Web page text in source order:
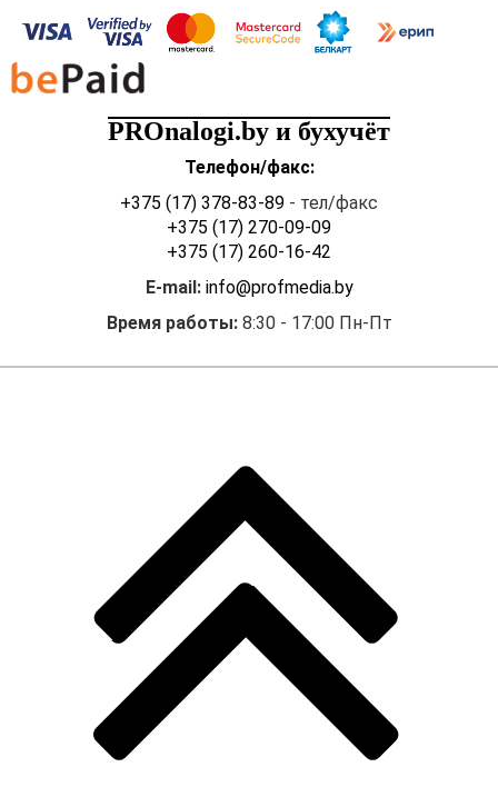
PROnalogi.by и бухучёт
Телефон/факс:
+375 (17) 378-83-89 - тел/факс
+375 (17) 270-09-09
+375 (17) 260-16-42
E-mail: info@profmedia.by
Время работы:8:30 - 17:00 Пн-Пт